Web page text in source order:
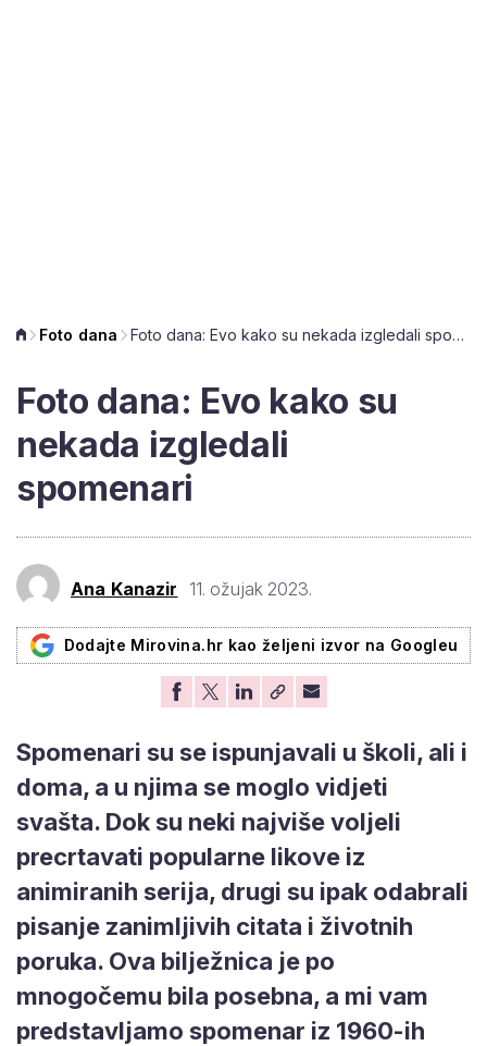
Foto dana Foto dana: Evo kako su nekada izgledali spomenari
Foto dana: Evo kako su
nekada izgledali
spomenari
Ana Kanazir 11. ožujak 2023.
Dodajte Mirovina.hr kao željeni izvor na Googleu
Spomenari su se ispunjavali u školi, ali i
doma, a u njima se moglo vidjeti
svašta. Dok su neki najviše voljeli
precrtavati popularne likove iz
animiranih serija, drugi su ipak odabrali
pisanje zanimljivih citata i životnih
poruka. Ova bilježnica je po
mnogočemu bila posebna, a mi vam
predstavljamo spomenar iz 1960-ih